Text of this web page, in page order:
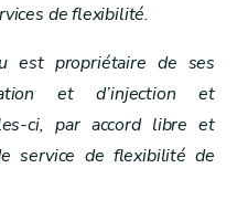
de flexibilité.
est propriétaire de ses
et d’injection et
ci, par accord libre et
service de flexibilité de